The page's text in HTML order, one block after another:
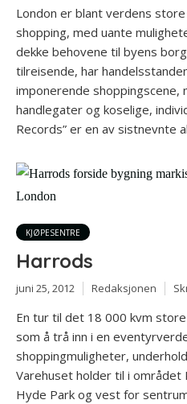
London er blant verdens
shopping, med uante
dekke behovene til byens
tilreisende, har
imponerende shoppingscene,
handlegater og koselige,
Records” er en av sistnevnte
KJØPESENTRE
Harrods
juni 25, 2012 Redaksjonen
En tur til det 18 000 kvm
som å trå inn i en
shoppingmuligheter,
Varehuset holder til i området
Hyde Park og vest for